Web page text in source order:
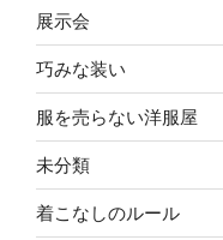
展示会
巧みな装い
服を売らない洋服屋
未分類
着こなしのルール